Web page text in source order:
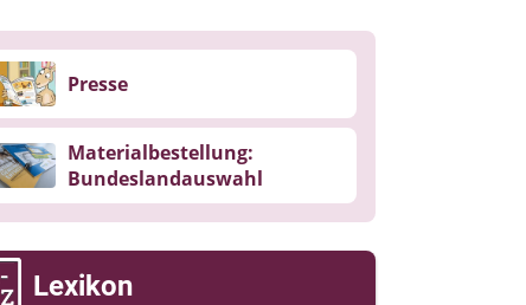
Presse
Materialbestellung:
Bundeslandauswahl
Lexikon